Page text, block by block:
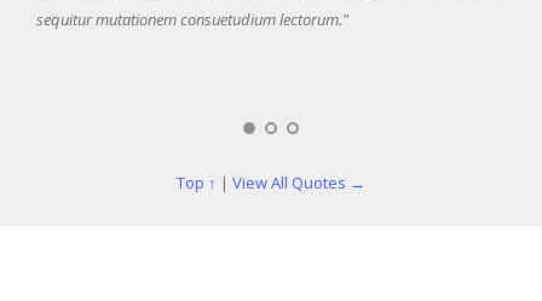
sequitur mutationem consuetudium lectorum."
Top ↑ | View All Quotes →